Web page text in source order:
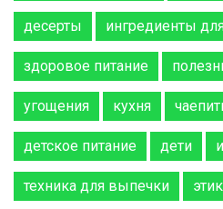
десерты ингредиенты
здоровое питание
угощения кухня
детское питание дети
техника для выпечки